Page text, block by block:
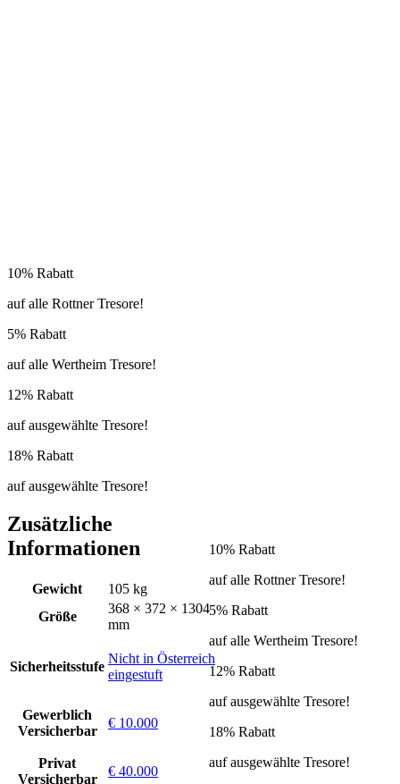
10% Rabatt
auf alle Rottner Tresore!
5% Rabatt
auf alle Wertheim Tresore!
12% Rabatt
auf ausgewählte Tresore!
18% Rabatt
auf ausgewählte Tresore!
Zusätzliche
Informationen
Gewicht
105 kg
Größe
368 × 372 × 1304
mm
Sicherheitsstufe
Nicht in Österreich
eingestuft
Gewerblich
Versicherbar
€ 10.000
Privat
Versicherbar
€ 40.000
10% Rabatt
auf alle Rottner Tresore!
5% Rabatt
auf alle Wertheim Tresore!
12% Rabatt
auf ausgewählte Tresore!
18% Rabatt
auf ausgewählte Tresore!